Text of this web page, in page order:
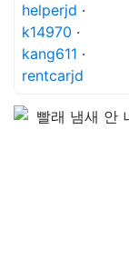
helperjd ·
k14970 ·
kang611 ·
rentcarjd